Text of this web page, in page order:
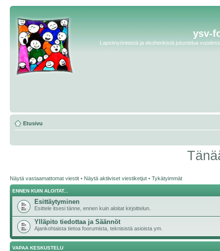
ysv-
Lapsimyönteistä ja ekohenkistä jutustelua
Etusivu
Näytä vastaamattomat viestit • Näytä aktiiviset viestiketjut • Tykätyimmät
ENNEN KUIN ALOITAT...
Esittäytyminen
Esittele itsesi tänne, ennen kuin aloitat kirjoittelun.
Ylläpito tiedottaa ja Säännöt
Ajankohtaista tietoa foorumista, teknisistä asioista ym.
VAPAA KESKUSTELU